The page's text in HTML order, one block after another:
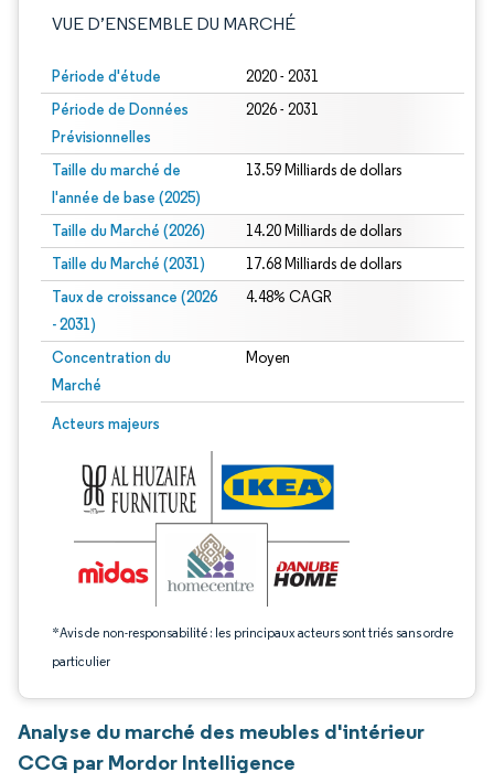
VUE D’ENSEMBLE DU MARCHÉ
Période d'étude 2020 - 2031
Période de Données
Prévisionnelles
2026 - 2031
Taille du marché de
l'année de base (2025)
13.59 Milliards de dollars
Taille du Marché (2026) 14.20 Milliards de dollars
Taille du Marché (2031) 17.68 Milliards de dollars
Taux de croissance (2026
- 2031)
4.48% CAGR
Concentration du
Marché
Moyen
Acteurs majeurs
*Avis de non-responsabilité : les principaux acteurs sont triés sans ordre
particulier
Image © Mordor Intelligence. La réutilisation nécessite une attribution sous CC
Analyse du marché des meubles d'intérieur
CCG par Mordor Intelligence